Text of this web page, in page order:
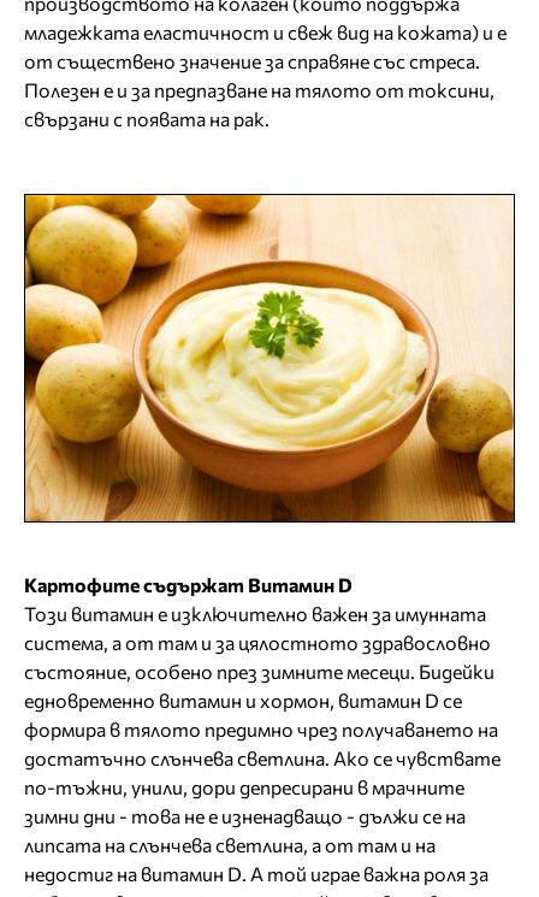
младежката еластичност и свеж вид на кожата) и е
от съществено значение за справяне със стреса.
Полезен е и за предпазване на тялото от токсини,
свързани с появата на рак.
Картофите съдържат Витамин D
Този витамин е изключително важен за имунната
система, а от там и за цялостното здравословно
състояние, особено през зимните месеци. Бидейки
едновременно витамин и хормон, витамин D се
формира в тялото предимно чрез получаването на
достатъчно слънчева светлина. Ако се чувствате
по-тъжни, унили, дори депресирани в мрачните
зимни дни - това не е изненадващо - дължи се на
липсата на слънчева светлина, а от там и на
недостиг на витамин D. А той играе важна роля за